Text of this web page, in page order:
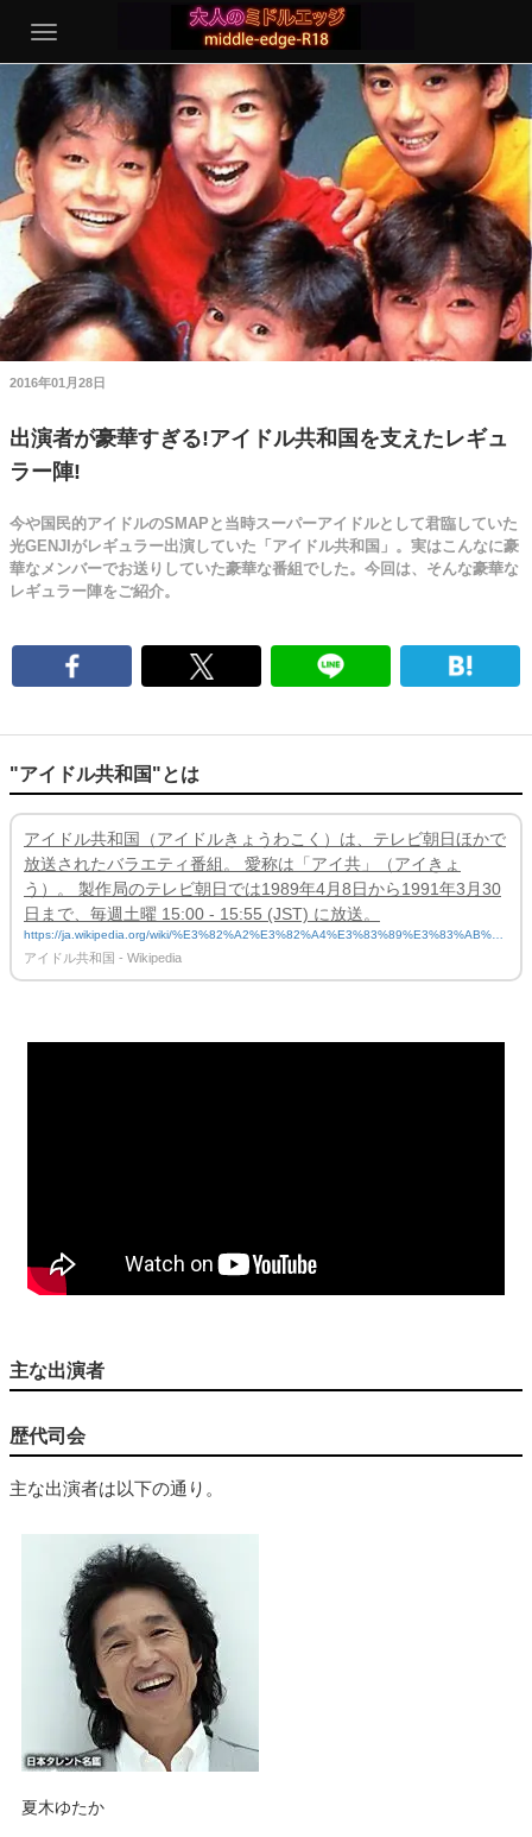
2016年01月28日
出演者が豪華すぎる!アイドル共和国を支えたレギュ
ラー陣!
今や国民的アイドルのSMAPと当時スーパーアイドルとして君臨していた
光GENJIがレギュラー出演していた「アイドル共和国」。実はこんなに豪
華なメンバーでお送りしていた豪華な番組でした。今回は、そんな豪華な
レギュラー陣をご紹介。
"アイドル共和国"とは
アイドル共和国（アイドルきょうわこく）は、テレビ朝日ほかで
放送されたバラエティ番組。 愛称は「アイ共」（アイきょ
う）。 製作局のテレビ朝日では1989年4月8日から1991年3月30
日まで、毎週土曜 15:00 - 15:55 (JST) に放送。
https://ja.wikipedia.org/wiki/%E3%82%A2%E3%82%A4%E3%83%89%E3%83%AB%E
5%85%B1%E5%92%8C%E5%9B%BD
アイドル共和国 - Wikipedia
主な出演者
歴代司会
主な出演者は以下の通り。
夏木ゆたか